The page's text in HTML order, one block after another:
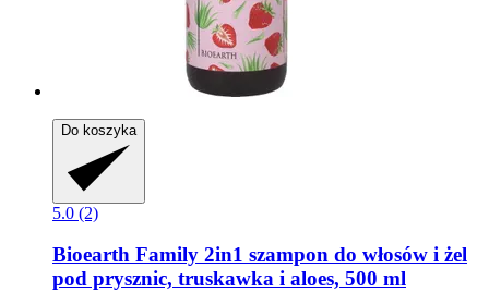
Do koszyka
5.0 (2)
Bioearth Family 2in1 szampon do włosów i żel
pod prysznic, truskawka i aloes, 500 ml